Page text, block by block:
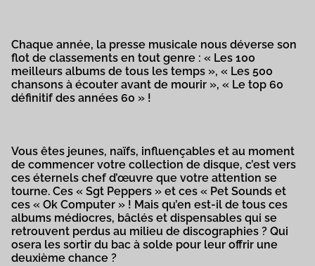
Chaque année, la presse musicale nous déverse son
flot de classements en tout genre : « Les 100
meilleurs albums de tous les temps », « Les 500
chansons à écouter avant de mourir », « Le top 60
définitif des années 60 » !
Vous êtes jeunes, naïfs, influençables et au moment
de commencer votre collection de disque, c’est vers
ces éternels chef d’œuvre que votre attention se
tourne. Ces « Sgt Peppers » et ces « Pet Sounds et
ces « Ok Computer » ! Mais qu’en est-il de tous ces
albums médiocres, bâclés et dispensables qui se
retrouvent perdus au milieu de discographies ? Qui
osera les sortir du bac à solde pour leur offrir une
deuxième chance ?